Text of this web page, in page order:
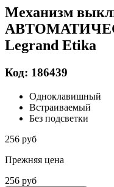
Механизм
Legrand Etika
Код: 186439
Одноклавишный
Встраиваемый
Без подсветки
256 руб
Прежняя цена
256 руб